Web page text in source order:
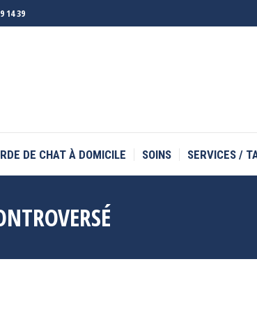
14 39
DE CHAT À DOMICILE SOINS SERVICES /